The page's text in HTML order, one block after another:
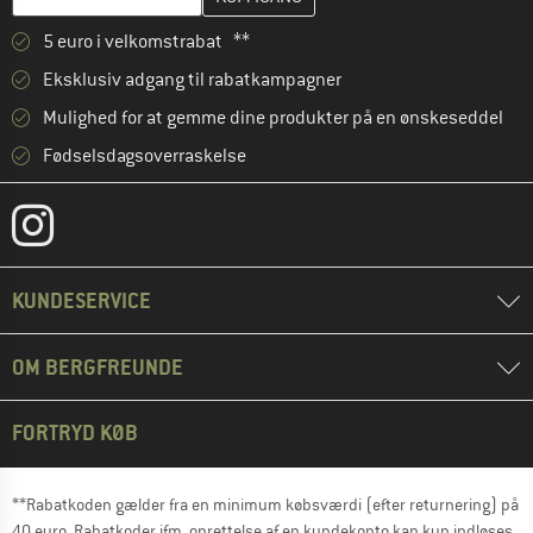
5 euro i velkomstrabat **
Eksklusiv adgang til rabatkampagner
Mulighed for at gemme dine produkter på en ønskeseddel
Fødselsdagsoverraskelse
KUNDESERVICE
OM BERGFREUNDE
FORTRYD KØB
**Rabatkoden gælder fra en minimum købsværdi (efter returnering) på